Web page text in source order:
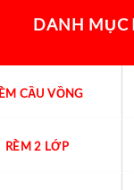
DANH MỤC
CẦU VỒNG
RÈM 2 LỚP